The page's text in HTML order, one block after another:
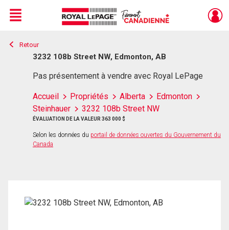
Live
En Direct
Menu
Retour
3232 108b Street NW, Edmonton, AB
Pas présentement à vendre avec Royal LePage
Accueil Propriétés Alberta
Edmonton
Steinhauer
3232 108b Street NW
ÉVALUATION DE LA VALEUR 363 000 $
Selon les données du portail de données ouvertes du Gouvernement du
Canada